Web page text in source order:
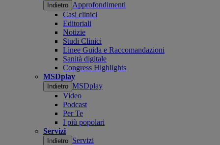
Indietro Approfondimenti
Casi clinici
Editoriali
Notizie
Studi Clinici
Linee Guida e Raccomandazioni
Sanità digitale
Congress Highlights
MSDplay
Indietro MSDplay
Video
Podcast
Per Te
I più popolari
Servizi
Indietro Servizi